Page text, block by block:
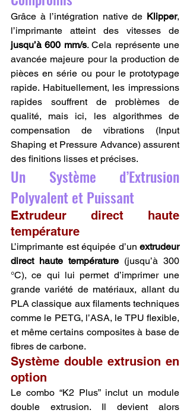
Grâce à l’intégration native de Klipper,
jusqu’à 600 mm/s. Cela représente une
avancée majeure pour la production de
pièces en série ou pour le prototypage
rapide. Habituellement, les impressions
rapides souffrent de problèmes de
qualité, mais ici, les algorithmes de
compensation de vibrations (Input
Shaping et Pressure Advance) assurent
des finitions lisses et précises.
Un Système d’Extrusion
Polyvalent et Puissant
Extrudeur direct haute
température
L’imprimante est équipée d’un extrudeur
direct haute température (jusqu’à 300
°C), ce qui lui permet d’imprimer une
grande variété de matériaux, allant du
PLA classique aux filaments techniques
comme le PETG, l’ASA, le TPU flexible,
et même certains composites à base de
fibres de carbone.
Système double extrusion en
option
Le combo “K2 Plus” inclut un module
double extrusion. Il devient alors